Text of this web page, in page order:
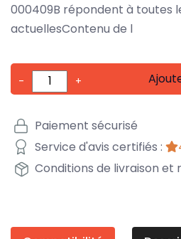
000409B répondent à toutes
actuellesContenu de l
- +
Paiement sécurisé
Service d'avis certifiés :
Conditions de livraison et